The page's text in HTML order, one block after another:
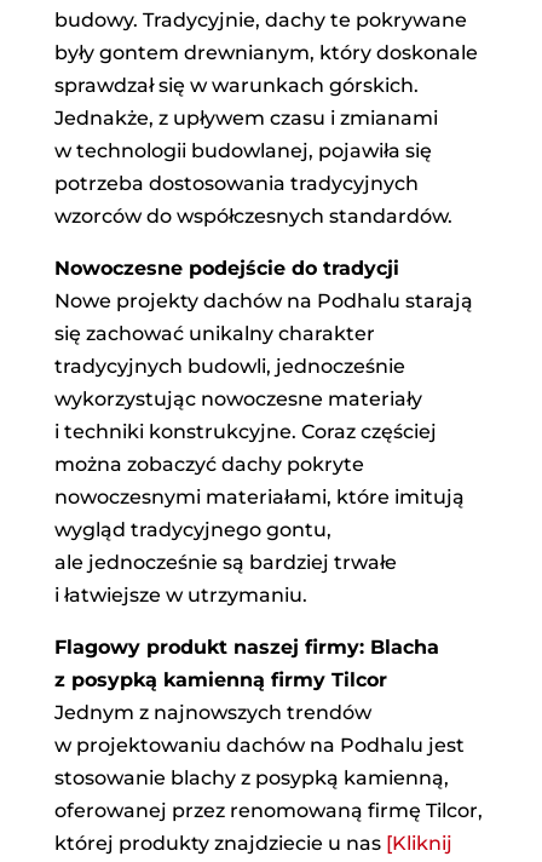
budowy. Tradycyjnie, dachy te pokrywane
były gontem drewnianym, który doskonale
sprawdzał się w warunkach górskich.
Jednakże, z upływem czasu i zmianami
w technologii budowlanej, pojawiła się
potrzeba dostosowania tradycyjnych
wzorców do współczesnych standardów.
Nowoczesne podejście do tradycji
Nowe projekty dachów na Podhalu starają
się zachować unikalny charakter
tradycyjnych budowli, jednocześnie
wykorzystując nowoczesne materiały
i techniki konstrukcyjne. Coraz częściej
można zobaczyć dachy pokryte
nowoczesnymi materiałami, które imitują
wygląd tradycyjnego gontu,
ale jednocześnie są bardziej trwałe
i łatwiejsze w utrzymaniu.
Flagowy produkt naszej firmy: Blacha
z posypką kamienną firmy Tilcor
Jednym z najnowszych trendów
w projektowaniu dachów na Podhalu jest
stosowanie blachy z posypką kamienną,
oferowanej przez renomowaną firmę Tilcor,
której produkty znajdziecie u nas [Kliknij